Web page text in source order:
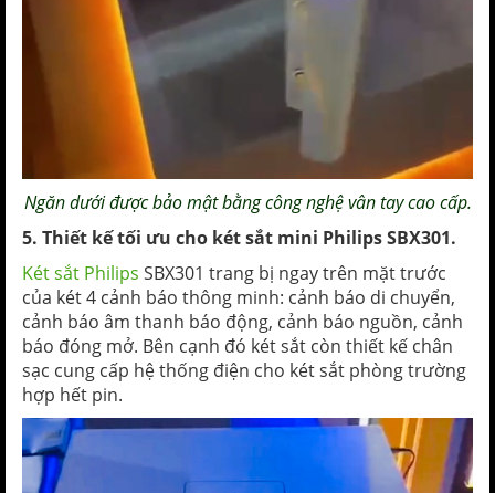
Ngăn dưới được bảo mật bằng công nghệvân tay cao cấp.
5. Thiết kế tối ưu cho két sắt mini Philips SBX301.
Két sắt Philips SBX301 trang bị ngay trên mặt trước
của két 4 cảnh báo thông minh: cảnh báo di chuyển,
cảnh báo âm thanh báo động, cảnh báo nguồn, cảnh
báo đóng mở. Bên cạnh đó két sắt còn thiết kế chân
sạc cung cấp hệ thống điện cho két sắt phòng trường
hợp hết pin.